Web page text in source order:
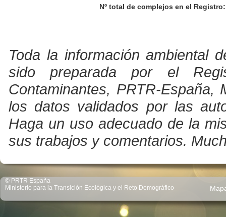
Nº total de complejos en el Registro:
Toda la información ambiental
sido preparada por el
Contaminantes, PRTR-España,
los datos validados por las
Haga un uso adecuado de la
sus trabajos y comentarios.
© PRTR España
Ministerio para la Transición Ecológica y el Reto Demográfico